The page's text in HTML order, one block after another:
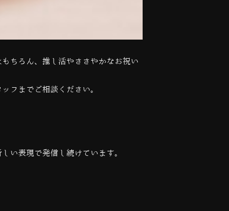
ちろん、推し活やささやかなお祝い
フまでご相談ください。
い表現で発信し続けています。